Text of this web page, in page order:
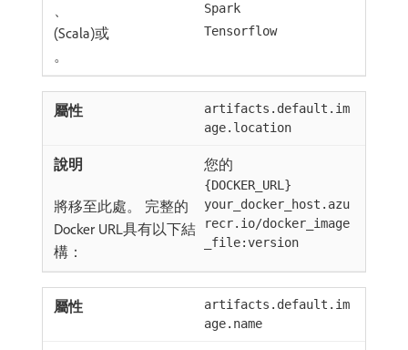
、 Spark
(Scala)或 Tensorflow
。
artifacts.default.im
age.location
您的
{DOCKER_URL}
將移至此處。 完整的
Docker URL具有以下結
構：
your_docker_host.azu
recr.io/docker_image
_file:version
artifacts.default.im
age.name